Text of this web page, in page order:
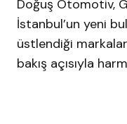
Doğuş Otomotiv,
İstanbul’un yeni
üstlendiği
bakış açısıyla